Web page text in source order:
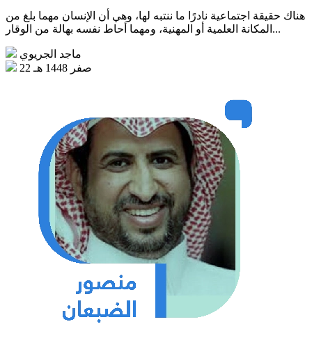
هناك حقيقة اجتماعية نادرًا ما ننتبه لها، وهي أن الإنسان مهما بلغ من
المكانة العلمية أو المهنية، ومهما أحاط نفسه بهالة من الوقار...
ماجد الجريوي
22 صفر 1448 هـ